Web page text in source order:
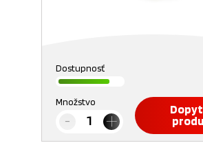
Dostupnosť
Množstvo